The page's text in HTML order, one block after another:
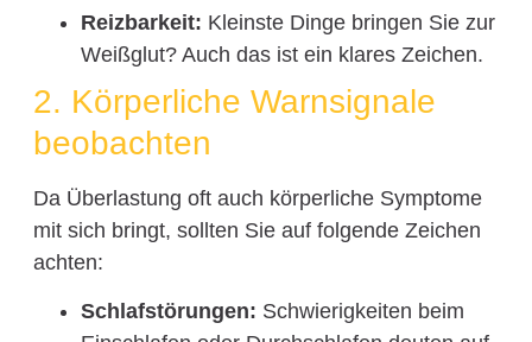
Reizbarkeit: Kleinste Dinge bringen Sie zur
Weißglut? Auch das ist ein klares Zeichen.
2. Körperliche Warnsignale
beobachten
Da Überlastung oft auch körperliche Symptome
mit sich bringt, sollten Sie auf folgende Zeichen
achten:
Schlafstörungen: Schwierigkeiten beim